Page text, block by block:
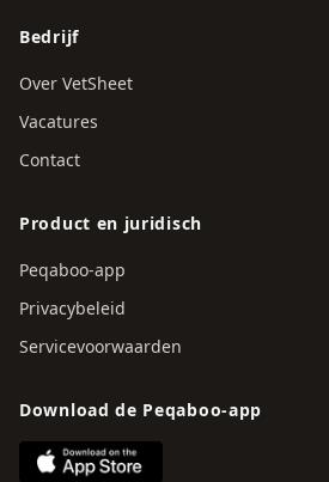
Bedrijf
Over VetSheet
Vacatures
Contact
Product en juridisch
Peqaboo-app
Privacybeleid
Servicevoorwaarden
Download de Peqaboo-app